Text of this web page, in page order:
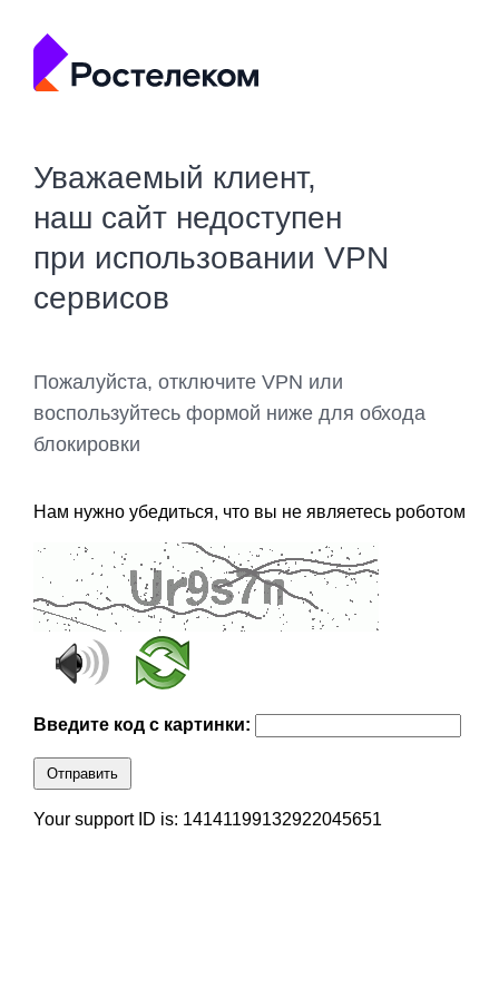
Уважаемый клиент,
наш сайт недоступен
при использовании VPN
сервисов
Пожалуйста, отключите VPN или
воспользуйтесь формой ниже для обхода
блокировки
Нам нужно убедиться, что вы не являетесь роботом
Введите код с картинки:
Отправить
Your support ID is: 14141199132922045651